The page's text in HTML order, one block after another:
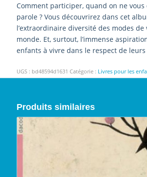
Comment participer, quand on ne vous
parole ? Vous découvrirez dans cet
l’extraordinaire diversité des modes de
monde. Et, surtout, l’immense
enfants à vivre dans le respect de
UGS : bd48594d1631 Catégorie : Livres pour les
Produits similaires